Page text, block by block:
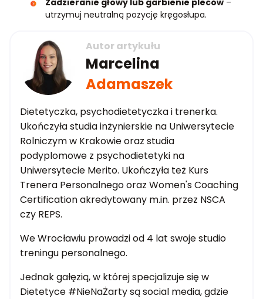
Zadzieranie głowy lub garbienie pleców –
utrzymuj neutralną pozycję kręgosłupa.
Autor artykułu
Marcelina
Adamaszek
Dietetyczka, psychodietetyczka i trenerka.
Ukończyła studia inżynierskie na Uniwersytecie
Rolniczym w Krakowie oraz studia
podyplomowe z psychodietetyki na
Uniwersytecie Merito. Ukończyła też Kurs
Trenera Personalnego oraz Women's Coaching
Certification akredytowany m.in. przez NSCA
czy REPS.
We Wrocławiu prowadzi od 4 lat swoje studio
treningu personalnego.
Jednak gałęzią, w której specjalizuje się w
Dietetyce #NieNaŻarty są social media, gdzie